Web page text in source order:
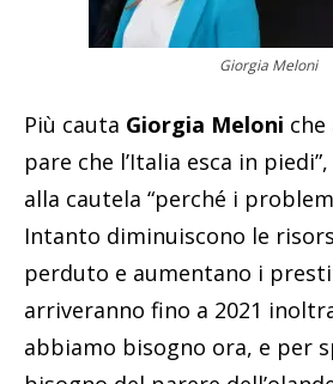
Giorgia Meloni
Più cauta Giorgia Meloni che
pare che l’Italia esca in
alla cautela “perché i
Intanto diminuiscono le
perduto e aumentano i
arriveranno fino a 2021
abbiamo bisogno ora, e per